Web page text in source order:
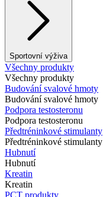
Sportovní výživa
Všechny produkty
Všechny produkty
Budování svalové hmoty
Budování svalové hmoty
Podpora testosteronu
Podpora testosteronu
Předtréninkové stimulanty
Předtréninkové stimulanty
Hubnutí
Hubnutí
Kreatin
Kreatin
PCT produkty